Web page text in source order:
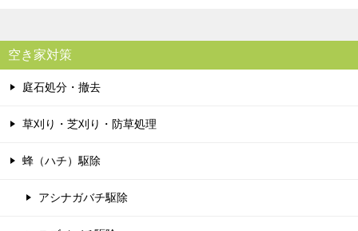
空き家対策
庭石処分・撤去
草刈り・芝刈り・防草処理
蜂（ハチ）駆除
アシナガバチ駆除